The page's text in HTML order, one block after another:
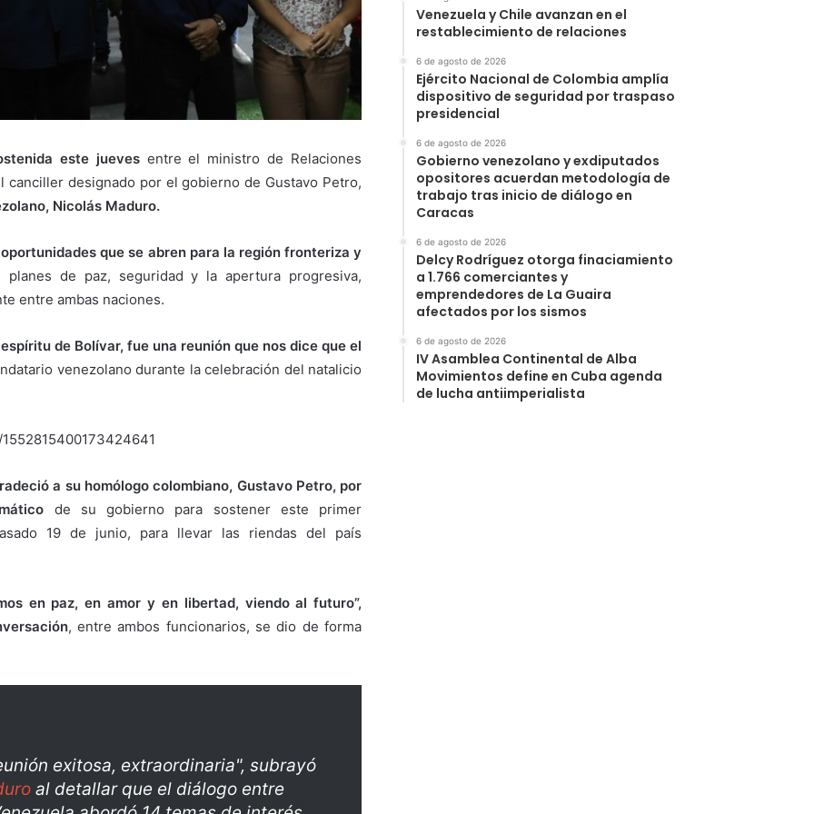
este jueves entre el ministro de Relaciones
canciller designado por el gobierno de Gustavo Petro,
Nicolás Maduro.
que se abren para la región fronteriza y
planes de paz, seguridad y la apertura progresiva,
entre ambas naciones.
de Bolívar, fue una reunión que nos dice que el
venezolano durante la celebración del natalicio
a su homólogo colombiano, Gustavo Petro, por
de su gobierno para sostener este primer
19 de junio, para llevar las riendas del país
en paz, en amor y en libertad, viendo al futuro”,
, entre ambos funcionarios, se dio de forma
exitosa, extraordinaria", subrayó
al detallar que el diálogo entre
Venezuela y Chile avanzan en el
restablecimiento de relaciones
6 de agosto de 2026
Ejército Nacional de Colombia amplía
dispositivo de seguridad por traspaso
presidencial
6 de agosto de 2026
Gobierno venezolano y exdiputados
opositores acuerdan metodología de
trabajo tras inicio de diálogo en
Caracas
6 de agosto de 2026
Delcy Rodríguez otorga finaciamiento
a 1.766 comerciantes y
emprendedores de La Guaira
afectados por los sismos
6 de agosto de 2026
IV Asamblea Continental de Alba
Movimientos define en Cuba agenda
de lucha antiimperialista